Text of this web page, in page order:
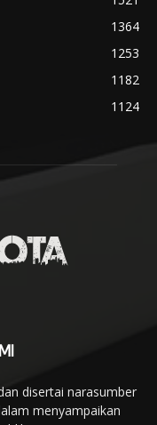
1364
1253
1182
1124
disertai narasumber
menyampaikan